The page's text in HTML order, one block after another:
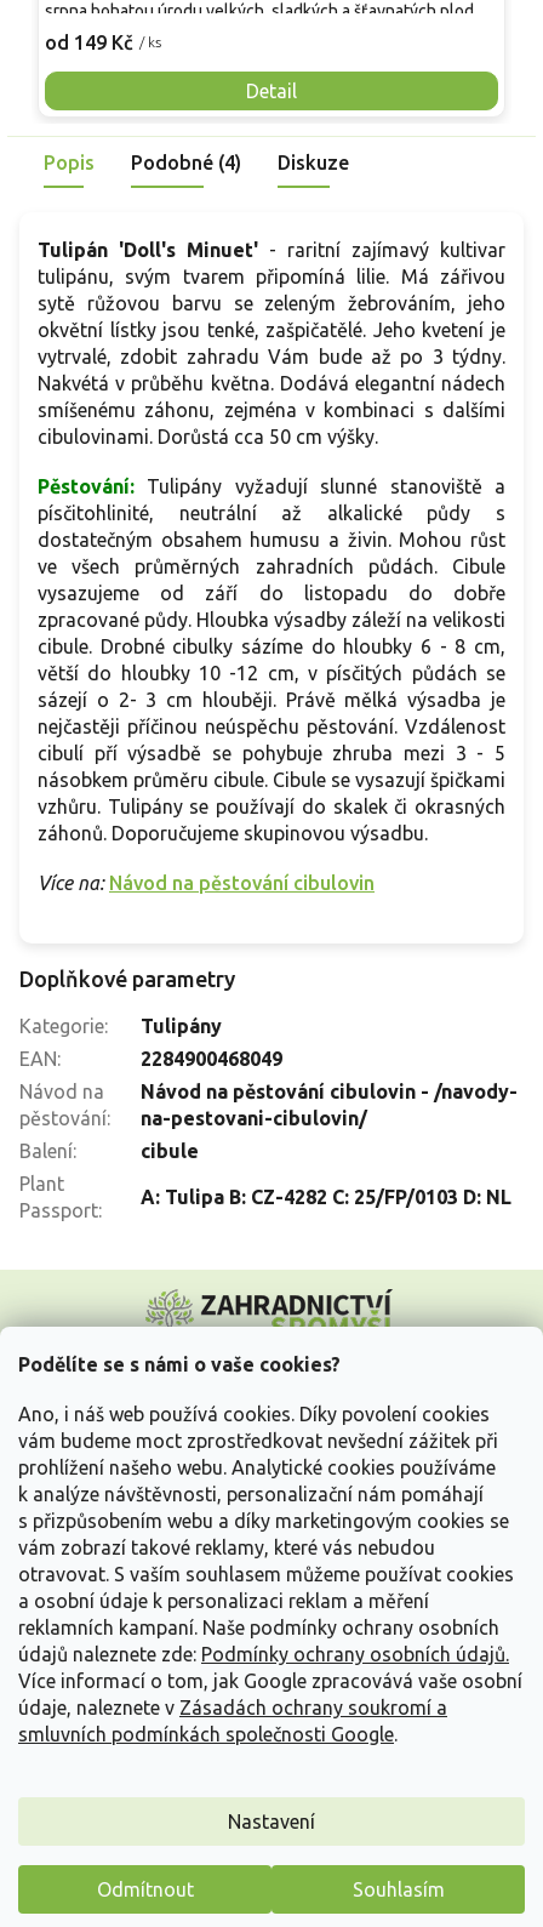
Podělíte se s námi o vaše cookies?
Ano, i náš web používá cookies. Díky povolení cookies
vám budeme moct zprostředkovat nevšední zážitek při
prohlížení našeho webu. Analytické cookies používáme
k analýze návštěvnosti, personalizační nám pomáhají
s přizpůsobením webu a díky marketingovým cookies se
vám zobrazí takové reklamy, které vás nebudou
otravovat. S vaším souhlasem můžeme používat cookies
a osobní údaje k personalizaci reklam a měření
reklamních kampaní. Naše podmínky ochrany osobních
údajů naleznete zde: Podmínky ochrany osobních údajů.
Více informací o tom, jak Google zpracovává vaše osobní
údaje, naleznete v Zásadách ochrany soukromí a
smluvních podmínkách společnosti Google.
Nastavení
Odmítnout Souhlasím
od 149 Kč / ks
Detail
srpna bohatou úrodu velkých, sladkých a šťavnatých plodů.
Pevné vzpřímené výhony tvoří elegantní habitus bez
Mrazuvzdornost do −25 °C a spolehlivá vitalita z něj dělají
skvělou volbu pro každého pěstitele.
Popis Podobné (4) Diskuze
Tulipán 'Doll's Minuet' - raritní zajímavý kultivar
tulipánu, svým tvarem připomíná lilie. Má zářivou
sytě růžovou barvu se zeleným žebrováním, jeho
okvětní lístky jsou tenké, zašpičatělé. Jeho kvetení je
vytrvalé, zdobit zahradu Vám bude až po 3 týdny.
Nakvétá v průběhu května. Dodává elegantní nádech
smíšenému záhonu, zejména v kombinaci s dalšími
cibulovinami. Dorůstá cca 50 cm výšky.
Pěstování:
Tulipány vyžadují slunné stanoviště a
písčitohlinité, neutrální až alkalické půdy s
dostatečným obsahem humusu a živin. Mohou růst
ve všech průměrných zahradních půdách. Cibule
vysazujeme od září do listopadu do dobře
zpracované půdy. Hloubka výsadby záleží na velikosti
cibule. Drobné cibulky sázíme do hloubky 6 - 8 cm,
větší do hloubky 10 -12 cm, v písčitých půdách se
sázejí o 2- 3 cm hlouběji. Právě mělká výsadba je
nejčastěji příčinou neúspěchu pěstování. Vzdálenost
cibulí pří výsadbě se pohybuje zhruba mezi 3 - 5
násobkem průměru cibule. Cibule se vysazují špičkami
vzhůru. Tulipány se používají do skalek či okrasných
záhonů. Doporučujeme skupinovou výsadbu.
Více na: Návod na pěstování cibulovin
Doplňkové parametry
Kategorie:
Tulipány
EAN:
2284900468049
Návod na
pěstování:
Návod na pěstování cibulovin - /navody-
na-pestovani-cibulovin/
Balení:
cibule
Plant
Passport:
A: Tulipa B: CZ-4282 C: 25/FP/0103 D: NL
p
Vše o nákupu
Informace pro Vás
Kontakujte nás
Vytvořil Shoptet
Copyright 2026Zahradnictví Spomyšl. Všechna práva
vyhrazena.
Máme pro vás malý dárek